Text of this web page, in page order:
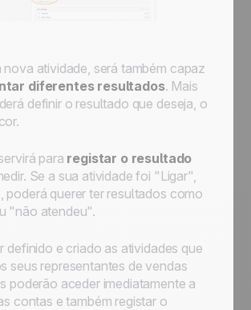
nova atividade, será também capaz
diferentes resultados. Mais
definir o resultado que deseja, o
para registar o resultado
Se a sua atividade foi "Ligar",
poderá querer ter resultados como
"não atendeu".
definido e criado as atividades que
seus representantes de vendas
poderão aceder imediatamente a
contas e também registar o